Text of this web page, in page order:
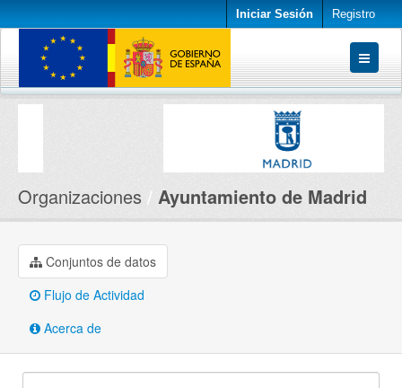
Iniciar Sesión Registro
Conjuntos de datos
Organizaciones Ayuntamiento de Madrid
Conjuntos de datos
Flujo de Actividad
Acerca de